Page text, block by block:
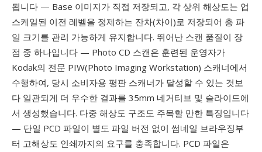
됩니다 — Base 이미지가 직접 저장되고, 각 상위 해상도는 업
스케일된 이전 레벨을 정제하는 잔차(차이)로 저장되어 총 파
일 크기를 관리 가능하게 유지합니다. 뛰어난 스캔 품질이 장
점 중 하나입니다 — Photo CD 스캔은 훈련된 운영자가
Kodak의 전문 PIW(Photo Imaging Workstation) 스캐너에서
수행하여, 당시 소비자용 평판 스캐너가 달성할 수 있는 것보
다 일관되게 더 우수한 결과를 35mm 네거티브 및 슬라이드에
서 생성했습니다. 다중 해상도 구조도 주목할 만한 특징입니다
— 단일 PCD 파일이 별도 파일 버전 없이 썸네일 브라우징부
터 고해상도 인쇄까지의 요구를 충족합니다. PCD 파일은